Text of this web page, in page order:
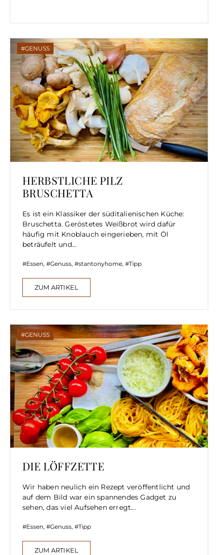
GENUSS
HERBSTLICHE PILZ
BRUSCHETTA
Es ist ein Klassiker der süditalienischen Küche:
Bruschetta. Geröstetes Weißbrot wird dafür
häufig mit Knoblauch eingerieben, mit Öl
beträufelt und...
Essen, Genuss, stantonyhome, Tipp
ZUM ARTIKEL
GENUSS
DIE LÖFFZETTE
Wir haben neulich ein Rezept veröffentlicht und
auf dem Bild war ein spannendes Gadget zu
sehen, das viel Aufsehen erregt...
Essen, Genuss, Tipp
ZUM ARTIKEL